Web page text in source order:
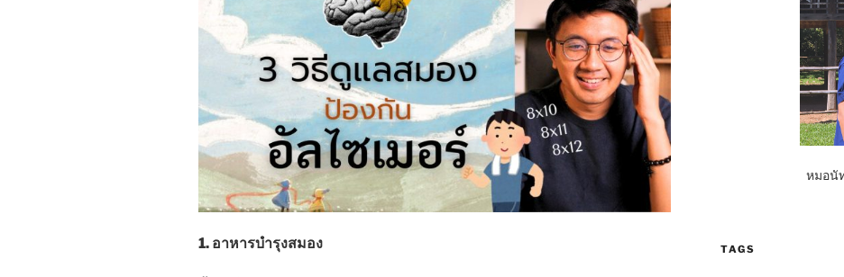
1. อาหารบำรุงสมอง
หมอนั
TAGS